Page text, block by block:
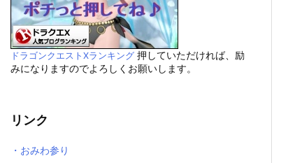
ドラゴンクエストXランキング 押していただければ、励
みになりますのでよろしくお願いします。
リンク
・おみわ参り